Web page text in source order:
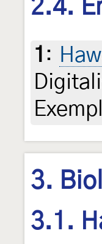
2.4.
1 :
3.
3.1.